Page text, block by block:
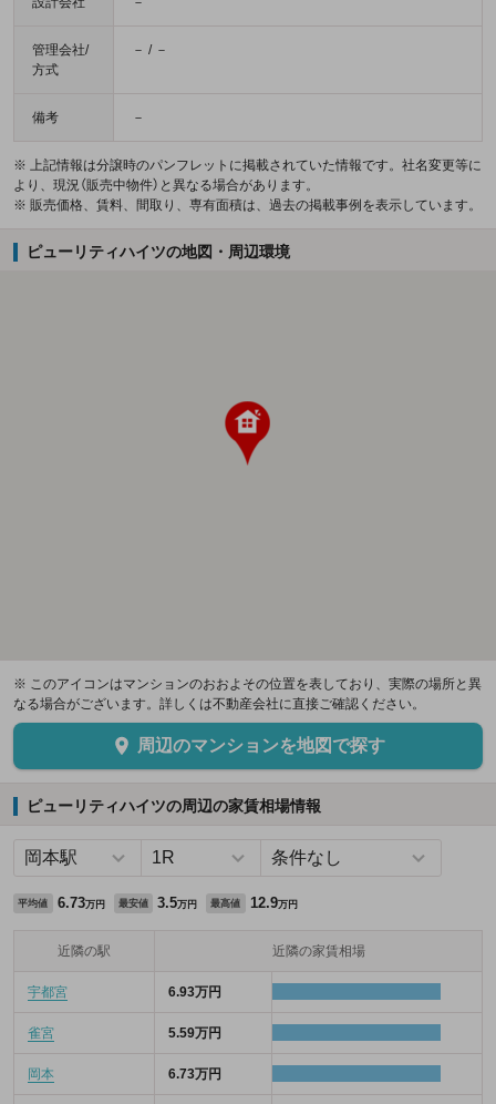
管理会社/
方式
－ / －
備考 －
※ 上記情報は分譲時のパンフレットに掲載されていた情報です。社名変更等に
より、現況（販売中物件）と異なる場合があります。
※ 販売価格、賃料、間取り、専有面積は、過去の掲載事例を表示しています。
ピューリティハイツの地図・周辺環境
※ このアイコンはマンションのおおよその位置を表しており、実際の場所と異
なる場合がございます。詳しくは不動産会社に直接ご確認ください。
周辺のマンションを地図で探す
ピューリティハイツの周辺の家賃相場情報
平均値 6.73万円 最安値 3.5万円 最高値 12.9万円
近隣の駅 近隣の家賃相場
宇都宮 6.93万円
雀宮 5.59万円
岡本 6.73万円